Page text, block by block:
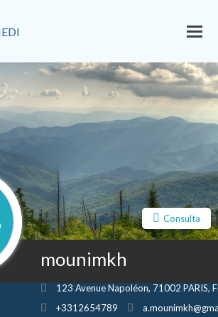
mounimkh
123 Avenue Napoléon, 71002 PARIS,
+3312654789
Consulta